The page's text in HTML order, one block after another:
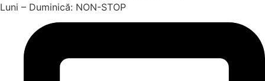
Luni – Duminică: NON-STOP